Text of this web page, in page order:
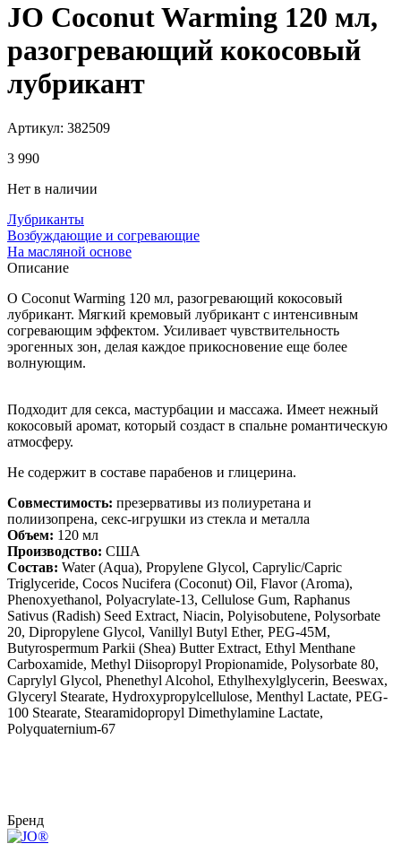
JO Coconut Warming 120 мл,
разогревающий кокосовый
лубрикант
Артикул: 382509
3 990
Нет в наличии
Лубриканты
Возбуждающие и согревающие
На масляной основе
Описание
O Coconut Warming 120 мл, разогревающий кокосовый
лубрикант. Мягкий кремовый лубрикант с интенсивным
согревающим эффектом. Усиливает чувствительность
эрогенных зон, делая каждое прикосновение еще более
волнующим.
Подходит для секса, мастурбации и массажа. Имеет нежный
кокосовый аромат, который создаст в спальне романтическую
атмосферу.
Не содержит в составе парабенов и глицерина.
Совместимость: презервативы из полиуретана и
полиизопрена, секс-игрушки из стекла и металла
Объем: 120 мл
Производство: США
Состав: Water (Aqua), Propylene Glycol, Caprylic/Capric
Triglyceride, Cocos Nucifera (Coconut) Oil, Flavor (Aroma),
Phenoxyethanol, Polyacrylate-13, Cellulose Gum, Raphanus
Sativus (Radish) Seed Extract, Niacin, Polyisobutene, Polysorbate
20, Dipropylene Glycol, Vanillyl Butyl Ether, PEG-45M,
Butyrospermum Parkii (Shea) Butter Extract, Ethyl Menthane
Carboxamide, Methyl Diisopropyl Propionamide, Polysorbate 80,
Caprylyl Glycol, Phenethyl Alcohol, Ethylhexylglycerin, Beeswax,
Glyceryl Stearate, Hydroxypropylcellulose, Menthyl Lactate, PEG-
100 Stearate, Stearamidopropyl Dimethylamine Lactate,
Polyquaternium-67
Бренд